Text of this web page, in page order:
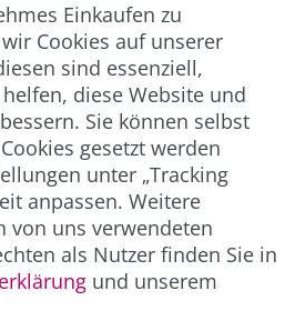
handelt es sich um ein Pflichtfeld.
Einkaufen zu
Cookies auf unserer
sind essenziell,
diese Website und
Sie können selbst
gesetzt werden
unter „Tracking
anpassen. Weitere
von uns verwendeten
als Nutzer finden Sie in
und unserem